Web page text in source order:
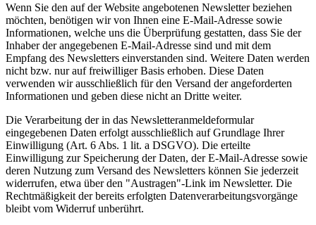
Wenn Sie den auf der Website angebotenen Newsletter beziehen
möchten, benötigen wir von Ihnen eine E-Mail-Adresse sowie
Informationen, welche uns die Überprüfung gestatten, dass Sie der
Inhaber der angegebenen E-Mail-Adresse sind und mit dem
Empfang des Newsletters einverstanden sind. Weitere Daten werden
nicht bzw. nur auf freiwilliger Basis erhoben. Diese Daten
verwenden wir ausschließlich für den Versand der angeforderten
Informationen und geben diese nicht an Dritte weiter.
Die Verarbeitung der in das Newsletteranmeldeformular
eingegebenen Daten erfolgt ausschließlich auf Grundlage Ihrer
Einwilligung (Art. 6 Abs. 1 lit. a DSGVO). Die erteilte
Einwilligung zur Speicherung der Daten, der E-Mail-Adresse sowie
deren Nutzung zum Versand des Newsletters können Sie jederzeit
widerrufen, etwa über den "Austragen"-Link im Newsletter. Die
Rechtmäßigkeit der bereits erfolgten Datenverarbeitungsvorgänge
bleibt vom Widerruf unberührt.